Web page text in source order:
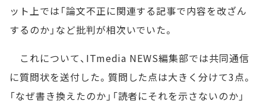
ット上では「論文不正に関連する記事で内容を改ざん
するのか」など批判が相次いでいた。
これについて、ITmedia NEWS編集部では共同通信
に質問状を送付した。質問した点は大きく分けて3点。
「なぜ書き換えたのか」「読者にそれを示さないのか」